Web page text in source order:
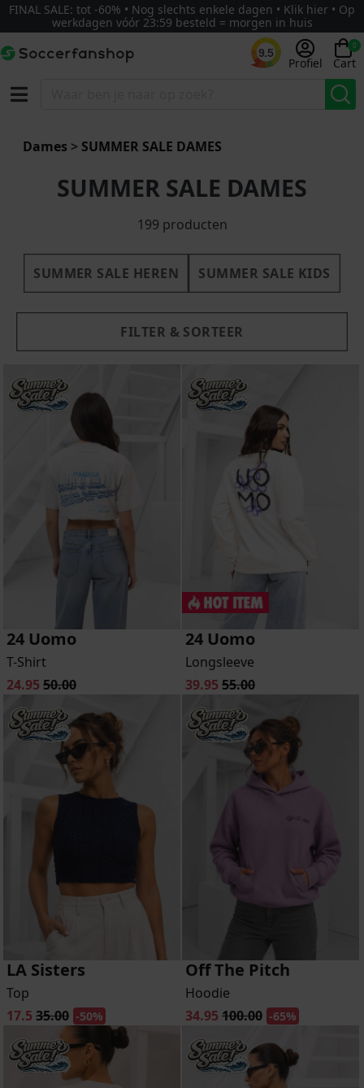
FINAL SALE: tot -60% • Nog slechts enkele dagen • Klik hier • Op
werkdagen vóór 23:59 besteld = morgen in huis
9.5
Profiel
0
Cart
Dames > SUMMER SALE DAMES
SUMMER SALE DAMES
199 producten
SUMMER SALE HEREN SUMMER SALE KIDS
FILTER & SORTEER
24 Uomo
T-Shirt
24.95 50.00
24 Uomo
Longsleeve
39.95 55.00
LA Sisters
Top
17.5 35.00 -50%
Off The Pitch
Hoodie
34.95 100.00 -65%